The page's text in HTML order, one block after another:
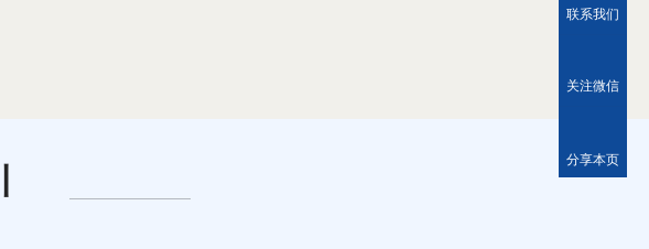
联系我们
关注微信
分享本页